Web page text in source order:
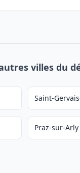
villes du
Saint-
Praz-sur-Arly